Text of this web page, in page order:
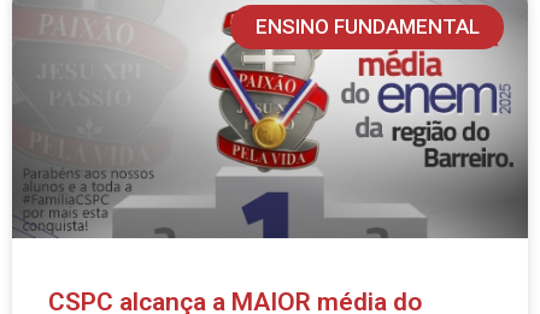
ENSINO FUNDAMENTAL
CSPC alcança a MAIOR média do